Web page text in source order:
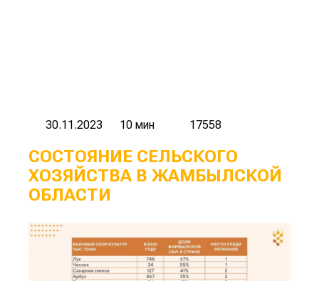
30.11.2023 10 мин 17558
СОСТОЯНИЕ СЕЛЬСКОГО
ХОЗЯЙСТВА В ЖАМБЫЛСКОЙ
ОБЛАСТИ